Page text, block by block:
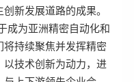
新发展道路的成果。
成为亚洲精密自动化和
持续聚焦并发挥精密
以技术创新为动力，进